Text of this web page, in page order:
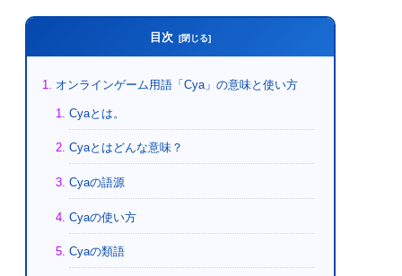
目次
オンラインゲーム用語「Cya」の意味と使い方
Cyaとは。
Cyaとはどんな意味？
Cyaの語源
Cyaの使い方
Cyaの類語